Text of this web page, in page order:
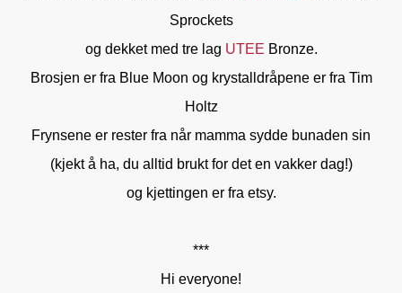
Sprockets
og dekket med tre lag UTEE Bronze.
Brosjen er fra Blue Moon og krystalldråpene er fra Tim
Holtz
Frynsene er rester fra når mamma sydde bunaden sin
(kjekt å ha, du alltid brukt for det en vakker dag!)
og kjettingen er fra etsy.
***
Hi everyone!